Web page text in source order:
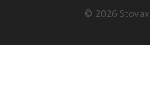
© 2026